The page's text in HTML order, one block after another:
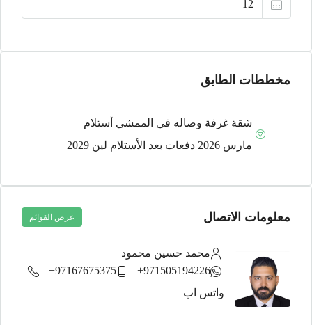
مخططات الطابق
شقة غرفة وصاله في الممشي أستلام
مارس 2026 دفعات بعد الأستلام لين 2029
معلومات الاتصال عرض القوائم
محمد حسين محمود
97167675375+
971505194226+
واتس اب